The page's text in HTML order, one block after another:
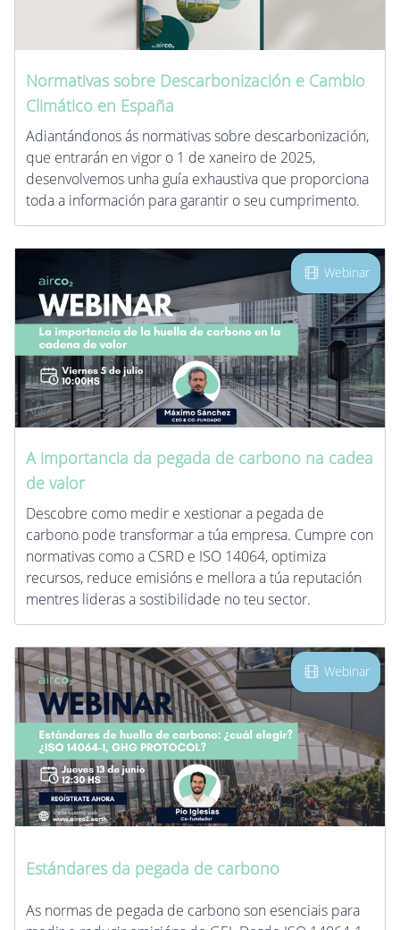
Normativas sobre Descarbonización e Cambio
Climático en España
Adiantándonos ás normativas sobre descarbonización,
que entrarán en vigor o 1 de xaneiro de 2025,
desenvolvemos unha guía exhaustiva que proporciona
toda a información para garantir o seu cumprimento.
Webinar
A importancia da pegada de carbono na cadea
de valor
Descobre como medir e xestionar a pegada de
carbono pode transformar a túa empresa. Cumpre con
normativas como a CSRD e ISO 14064, optimiza
recursos, reduce emisións e mellora a túa reputación
mentres lideras a sostibilidade no teu sector.
Webinar
Estándares da pegada de carbono
As normas de pegada de carbono son esenciais para